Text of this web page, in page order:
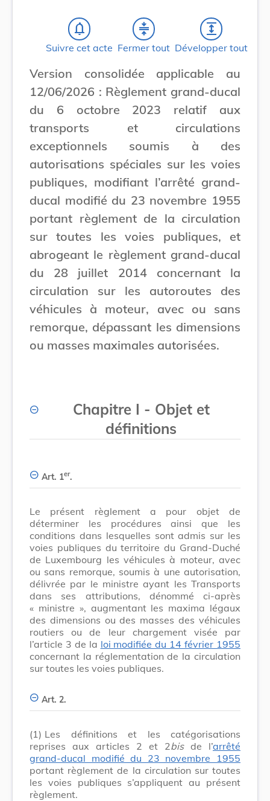
notifications_none
Suivre cet acte
compress
Fermer tout
expand
Développer tout
Version consolidée applicable au
12/06/2026 : Règlement grand-ducal
du 6 octobre 2023 relatif aux
transports et circulations
exceptionnels soumis à des
autorisations spéciales sur les voies
publiques, modifiant l’arrêté grand-
ducal modifié du 23 novembre 1955
portant règlement de la circulation
sur toutes les voies publiques, et
abrogeant le règlement grand-ducal
du 28 juillet 2014 concernant la
circulation sur les autoroutes des
véhicules à moteur, avec ou sans
remorque, dépassant les dimensions
ou masses maximales autorisées.
Chapitre I - Objet et
définitions
Art. 1er.
Le présent règlement a pour objet de
déterminer les procédures ainsi que les
conditions dans lesquelles sont admis sur les
voies publiques du territoire du Grand-Duché
de Luxembourg les véhicules à moteur, avec
ou sans remorque, soumis à une autorisation,
délivrée par le ministre ayant les Transports
dans ses attributions, dénommé ci-après
« ministre », augmentant les maxima légaux
des dimensions ou des masses des véhicules
routiers ou de leur chargement visée par
l’article 3 de la loi modifiée du 14 février 1955
concernant la réglementation de la circulation
sur toutes les voies publiques.
Art. 2.
(1) Les définitions et les catégorisations
reprises aux articles 2 et 2bisde l’arrêté
grand-ducal modifié du 23 novembre 1955
portant règlement de la circulation sur toutes
les voies publiques s’appliquent au présent
règlement.